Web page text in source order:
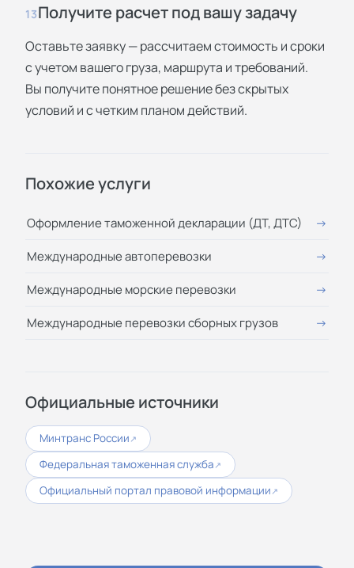
13Получите расчет под вашу задачу
Оставьте заявку — рассчитаем стоимость и сроки
с учетом вашего груза, маршрута и требований.
Вы получите понятное решение без скрытых
условий и с четким планом действий.
Похожие услуги
Оформление таможенной декларации (ДТ, ДТС)
Международные автоперевозки
Международные морские перевозки
Международные перевозки сборных грузов
Официальные источники
Минтранс России ↗
Федеральная таможенная служба ↗
Официальный портал правовой информации ↗